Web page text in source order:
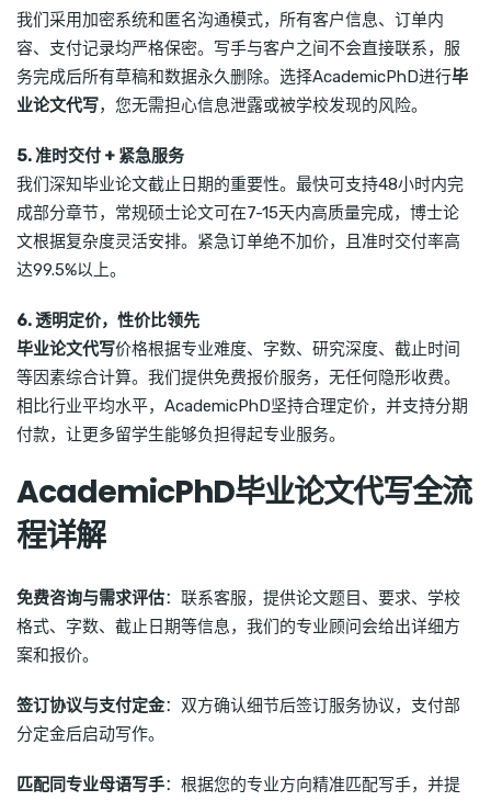
我们采用加密系统和匿名沟通模式，所有客户信息、订单内
容、支付记录均严格保密。写手与客户之间不会直接联系，服
务完成后所有草稿和数据永久删除。选择AcademicPhD进行毕
业论文代写，您无需担心信息泄露或被学校发现的风险。
5. 准时交付 + 紧急服务
我们深知毕业论文截止日期的重要性。最快可支持48小时内完
成部分章节，常规硕士论文可在7-15天内高质量完成，博士论
文根据复杂度灵活安排。紧急订单绝不加价，且准时交付率高
达99.5%以上。
6. 透明定价，性价比领先
毕业论文代写价格根据专业难度、字数、研究深度、截止时间
等因素综合计算。我们提供免费报价服务，无任何隐形收费。
相比行业平均水平，AcademicPhD坚持合理定价，并支持分期
付款，让更多留学生能够负担得起专业服务。
AcademicPhD毕业论文代写全流
程详解
免费咨询与需求评估：联系客服，提供论文题目、要求、学校
格式、字数、截止日期等信息，我们的专业顾问会给出详细方
案和报价。
签订协议与支付定金：双方确认细节后签订服务协议，支付部
分定金后启动写作。
匹配同专业母语写手：根据您的专业方向精准匹配写手，并提